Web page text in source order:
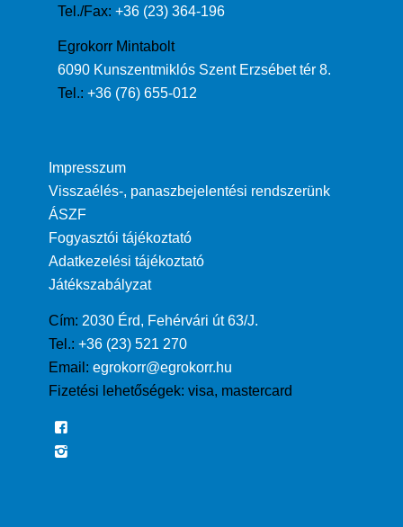
Tel./Fax: +36 (23) 364-196
Egrokorr Mintabolt
6090 Kunszentmiklós Szent Erzsébet tér 8.
Tel.: +36 (76) 655-012
Impresszum
Visszaélés-, panaszbejelentési rendszerünk
ÁSZF
Fogyasztói tájékoztató
Adatkezelési tájékoztató
Játékszabályzat
Cím: 2030 Érd, Fehérvári út 63/J.
Tel.: +36 (23) 521 270
Email: egrokorr@egrokorr.hu
Fizetési lehetőségek: visa, mastercard